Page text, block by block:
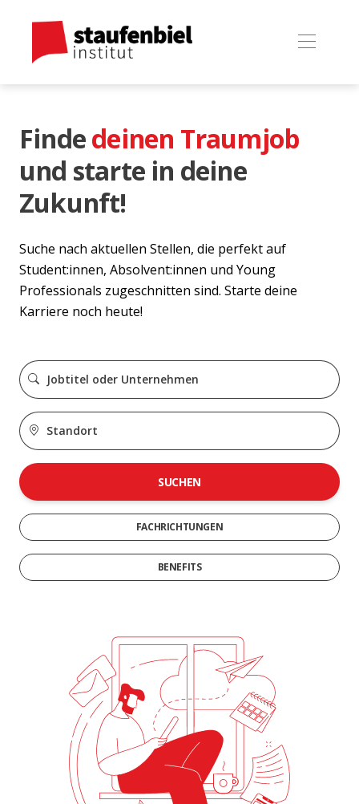
Findedeinen Traumjob
und starte in deine
Zukunft!
Suche nach aktuellen Stellen, die perfekt auf
Student:innen, Absolvent:innen und Young
Professionals zugeschnitten sind. Starte deine
Karriere noch heute!
SUCHEN
FACHRICHTUNGEN
BENEFITS